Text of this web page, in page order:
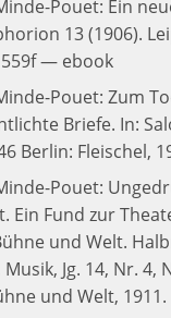
Pouet: Ein
13 (1906).
— ebook
Pouet: Zum
Briefe. In:
Berlin: Fleischel,
Pouet:
Ein Fund zur
und Welt.
Jg. 14, Nr. 4,
und Welt, 1911.